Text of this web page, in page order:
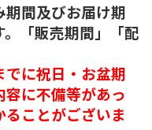
間及びお届け期
「販売期間」「配
に祝日・お盆期
に不備等があっ
ことがございま